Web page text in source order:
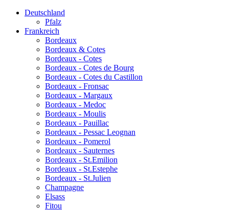
Deutschland
Pfalz
Frankreich
Bordeaux
Bordeaux & Cotes
Bordeaux - Cotes
Bordeaux - Cotes de Bourg
Bordeaux - Cotes du Castillon
Bordeaux - Fronsac
Bordeaux - Margaux
Bordeaux - Medoc
Bordeaux - Moulis
Bordeaux - Pauillac
Bordeaux - Pessac Leognan
Bordeaux - Pomerol
Bordeaux - Sauternes
Bordeaux - St.Emilion
Bordeaux - St.Estephe
Bordeaux - St.Julien
Champagne
Elsass
Fitou